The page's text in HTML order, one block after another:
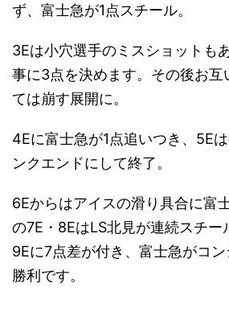
ず、富士急が1点スチール。
3Eは小穴選手のミスショットも
事に3点を決めます。その後お互
ては崩す展開に。
4Eに富士急が1点追いつき、5E
ンクエンドにして終了。
6Eからはアイスの滑り具合に富
の7E・8EはLS北見が連続スチー
9Eに7点差が付き、富士急がコ
勝利です。